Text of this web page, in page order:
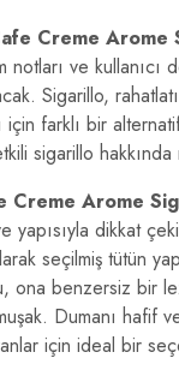
Creme Arome
notları ve kullanıcı
Sigarillo,
için farklı bir
sigarillo
Creme Arome
yapısıyla dikkat
seçilmiş tütün
ona benzersiz bir
Dumanı hafif
için ideal bir